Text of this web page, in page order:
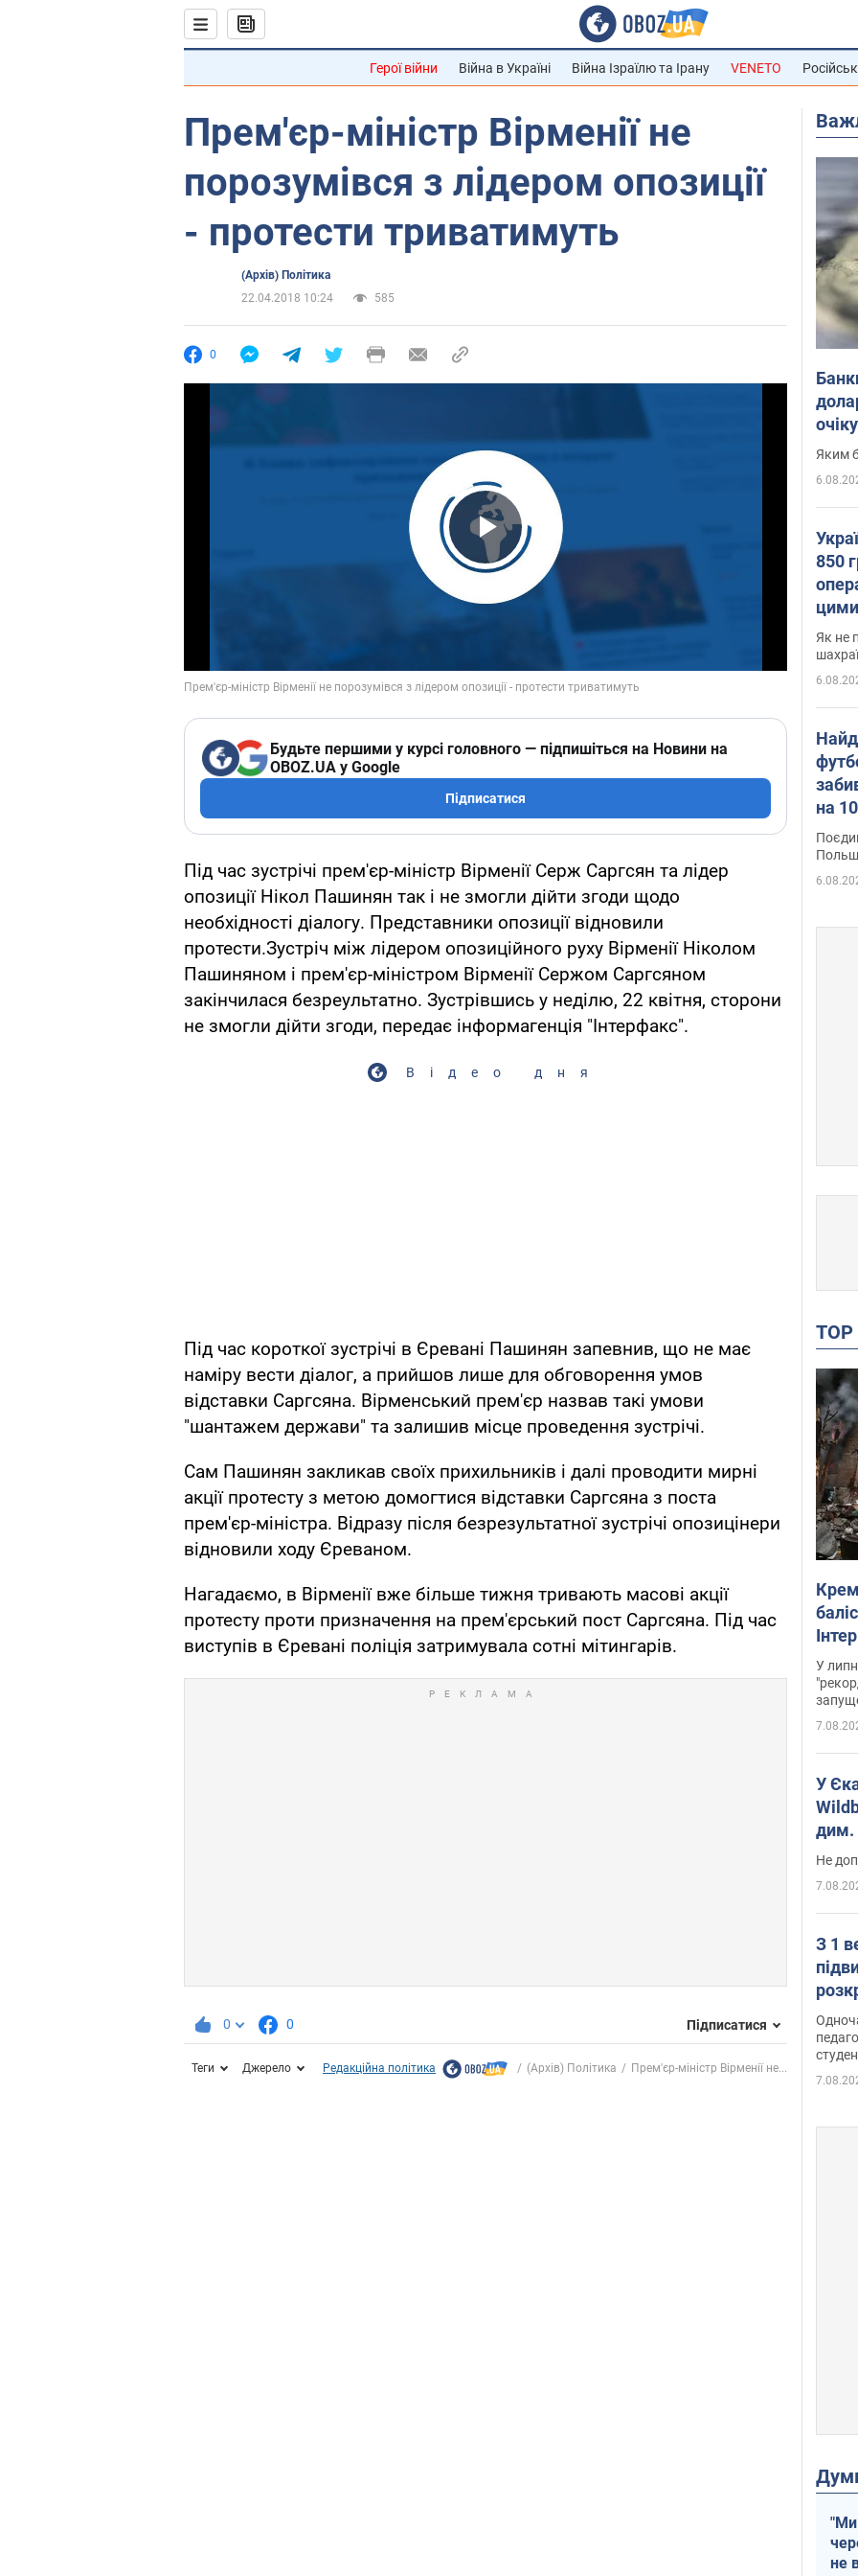
Герої війни Війна в Україні Війна Ізраїлю та Ірану VENETO
Прем'єр-міністр Вірменії не
порозумівся з лідером опозиції
- протести триватимуть
(Архів) Політика
22.04.2018 10:24
585
0
Play Video
Будьте першими у курсі головного — підпишіться на Новини на
OBOZ.UA у Google
Підписатися
Під час зустрічі прем'єр-міністр Вірменії Серж Саргсян та лідер
опозиції Нікол Пашинян так і не змогли дійти згоди щодо
необхідності діалогу. Представники опозиції відновили
протести.Зустріч між лідером опозиційного руху Вірменії Ніколом
Пашиняном і прем'єр-міністром Вірменії Сержом Саргсяном
закінчилася безреультатно. Зустрівшись у неділю, 22 квітня, сторони
не змогли дійти згоди, передає інформагенція "Інтерфакс".
Відео дня
Під час короткої зустрічі в Єревані Пашинян запевнив, що не має
наміру вести діалог, а прийшов лише для обговорення умов
відставки Саргсяна. Вірменський прем'єр назвав такі умови
"шантажем держави" та залишив місце проведення зустрічі.
Сам Пашинян закликав своїх прихильників і далі проводити мирні
акції протесту з метою домогтися відставки Саргсяна з поста
прем'єр-міністра. Відразу після безрезультатної зустрічі опозицінери
відновили ходу Єреваном.
Нагадаємо, в Вірменії вже більше тижня тривають масові акції
протесту проти призначення на прем'єрський пост Саргсяна. Під час
виступів в Єревані поліція затримувала сотні мітингарів.
0 0 Підписатися
Теги Джерело Редакційна політика (Архів) Політика Прем'єр-міністр Вірменії не...
Яким
850
Як не
на
Відео
У
У
дим.
Не
З 1
"Ми
не